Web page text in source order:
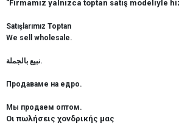
"Firmamız yalnızca toptan satış modeliyle
Satışlarımız Toptan
We sell wholesale.
نبيع بالجملة.
Продаваме на едро.
Мы продаем оптом.
Οι πωλήσεις χονδρικής μας